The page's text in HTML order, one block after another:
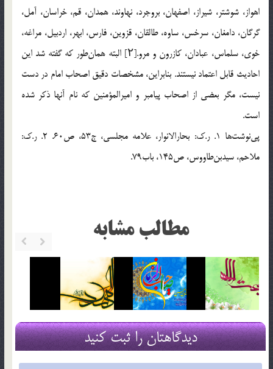
اهواز، شوشتر، شیراز، اصفهان، بروجرد، نهاوند، همدان، قم، خراسان، آمل،
گرگان، دامغان، سرخس، ساوه، طالقان، قزوین، فارس، ابهر، اردبیل، مراغه،
خوی، سلماس، عبادان، کازرون و مرو.[۲] البته همان‌طور که گفته شد این
احادیث قابل اعتماد نیستند. بنابراین، مشخصات دقیق اصحاب امام در دست
نیست، مگر بعضی از اصحاب پیامبر و امیرالمؤمنین که نام آنها ذکر شده
است.
پی‌نوشت‌ها 1. ر.ک: بحارالانوار، علامه مجلسی، ج53، ص60. 2. ر.ک:
ملاحم، سید‌بن‌طاووس، ص145، باب79.
مطالب مشابه
دیدگاهتان را ثبت کنید